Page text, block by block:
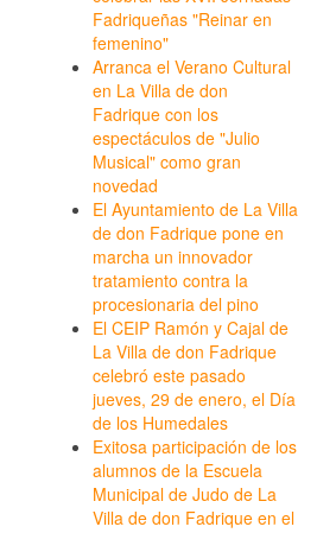
Fadriqueñas "Reinar en
femenino"
Arranca el Verano Cultural
en La Villa de don
Fadrique con los
espectáculos de "Julio
Musical" como gran
novedad
El Ayuntamiento de La Villa
de don Fadrique pone en
marcha un innovador
tratamiento contra la
procesionaria del pino
El CEIP Ramón y Cajal de
La Villa de don Fadrique
celebró este pasado
jueves, 29 de enero, el Día
de los Humedales
Exitosa participación de los
alumnos de la Escuela
Municipal de Judo de La
Villa de don Fadrique en el